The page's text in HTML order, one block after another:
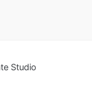
Studio